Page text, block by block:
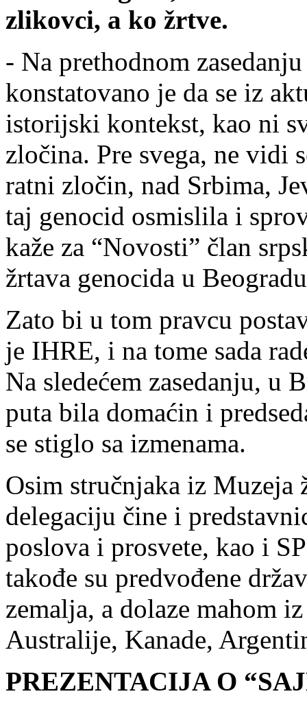
zlikovci, a ko žrtve.
- Na prethodnom
konstatovano je da se iz
istorijski kontekst, kao ni
zločina. Pre svega, ne vidi
ratni zločin, nad Srbima,
taj genocid osmislila i
kaže za “Novosti” član
žrtava genocida u
Zato bi u tom pravcu
je IHRE, i na tome sada
Na sledećem zasedanju, u
puta bila domaćin i
se stiglo sa izmenama.
Osim stručnjaka iz Muzeja
delegaciju čine i
poslova i prosvete, kao i
takođe su predvođene
zemalja, a dolaze mahom
Australije, Kanade,
PREZENTACIJA O